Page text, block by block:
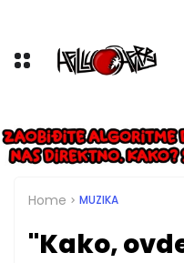
Home MUZIKA
"Kako,